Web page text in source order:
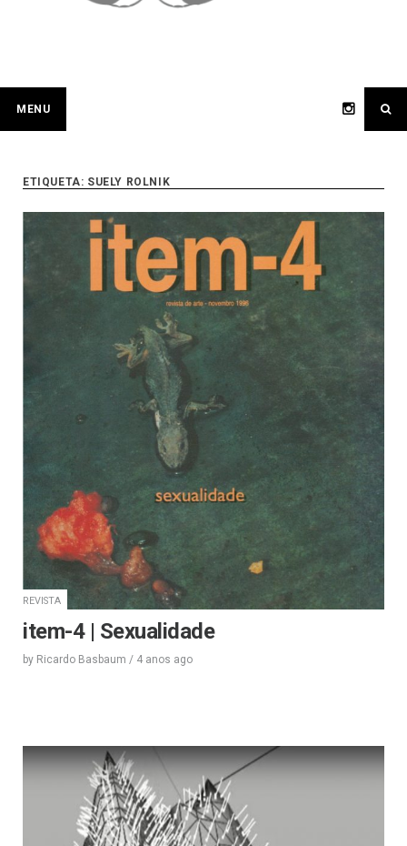
MENU
ETIQUETA: SUELY ROLNIK
REVISTA
item-4 | Sexualidade
by Ricardo Basbaum / 4 anos ago